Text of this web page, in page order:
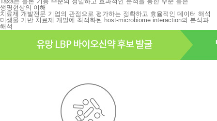
생명현상의 이해
치료제 개발전문 기업의 관점으로 평가하는 정확하고 효율적인 데이터 해석
미생물 기반 치료제 개발에 최적화된 host-microbiome interaction의 분석과
해석